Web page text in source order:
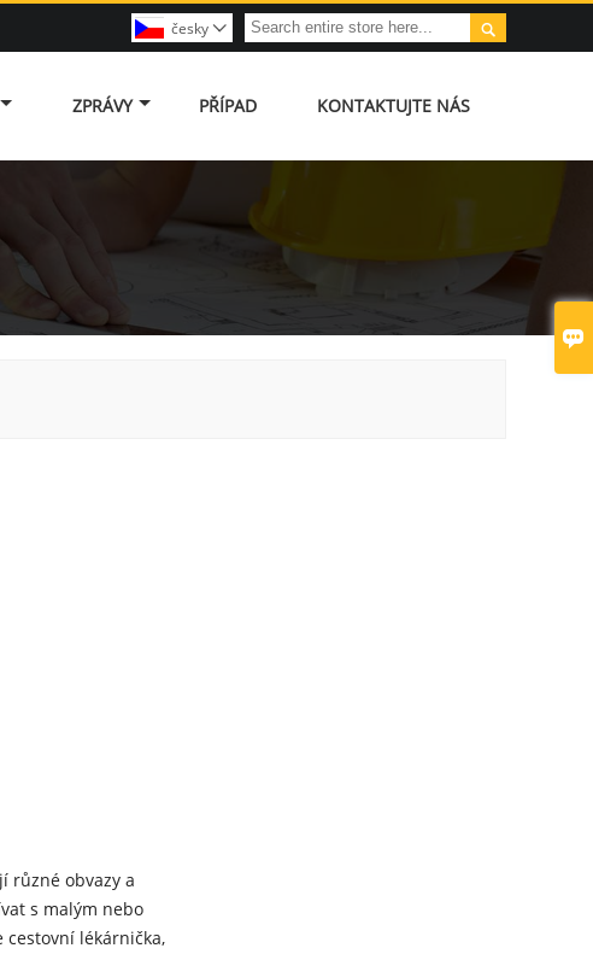


česky 
ZPRÁVY PŘÍPAD KONTAKTUJTE NÁS
různé obvazy a
s malým nebo
cestovní lékárnička,